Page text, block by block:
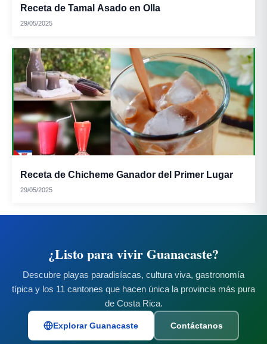
Receta de Tamal Asado en Olla
29/05/2025
Receta de Chicheme Ganador del Primer Lugar
29/05/2025
¿Listo para vivir Guanacaste?
Descubre playas paradisíacas, cultura viva, gastronomía
típica y los 11 cantones que hacen única la provincia más pura
de Costa Rica.
Explorar Guanacaste Contáctanos